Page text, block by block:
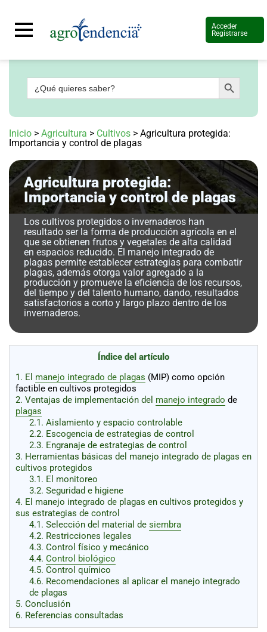
Acceder
Registrarse
Señal
en
más
Agrotendencia
TV
Nuestros
Planes
Glosario
Agroshow
Regístrate
suscríbete
boletín
Contáctenos
Acuicultura
Agricultura
de
Cultivos
Ganadería
Hidroponía
Pastos
y
Forrajes
Ovinos
y
caprinos
Porcino
Post-
Cosecha
Buscar: Botón de búsqueda
Inicio > Agricultura > Cultivos > Agricultura protegida:
Importancia y control de plagas
Agricultura protegida:
Importancia y control de plagas
Los cultivos protegidos o invernaderos han
resultado ser la forma de producción agrícola en el
que se obtienen frutos y vegetales de alta calidad
en espacios reducido. El manejo integrado de
plagas permite establecer estrategias para combatir
plagas, además otorga valor agregado a la
producción y promueve la eficiencia de los recursos,
del tiempo y del talento humano, dando, resultados
satisfactorios a corto y largo plazo dentro de los
invernaderos.
Índice del artículo
1. El manejo integrado de plagas (MIP) como opción
factible en cultivos protegidos
2. Ventajas de implementación del manejo integrado de
plagas
2.1. Aislamiento y espacio controlable
2.2. Escogencia de estrategias de control
2.3. Engranaje de estrategias de control
3. Herramientas básicas del manejo integrado de plagas en
cultivos protegidos
3.1. El monitoreo
3.2. Seguridad e higiene
4. El manejo integrado de plagas en cultivos protegidos y
sus estrategias de control
4.1. Selección del material de siembra
4.2. Restricciones legales
4.3. Control físico y mecánico
4.4. Control biológico
4.5. Control químico
4.6. Recomendaciones al aplicar el manejo integrado
de plagas
5. Conclusión
6. Referencias consultadas